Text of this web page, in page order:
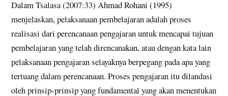
Dalam Tsalasa (2007:33) Ahmad Rohani (1995)
menjelaskan, pelaksanaan pembelajaran adalah proses
realisasi dari perencanaan pengajaran untuk mencapai tujuan
pembelajaran yang telah direncanakan, atau dengan kata lain
pelaksanaan pengajaran selayaknya berpegang pada apa yang
tertuang dalam perencanaan. Proses pengajaran itu dilandasi
oleh prinsip-prinsip yang fundamental yang akan menentukan